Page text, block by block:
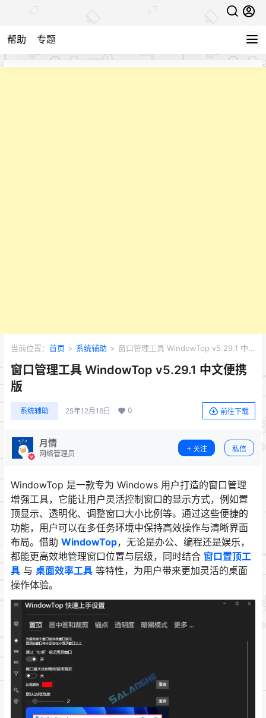
帮助 专题
当前位置： 首页 > 系统辅助 > 窗口管理工具 WindowTop v5.29.1 中
窗口管理工具 WindowTop v5.29.1 中文便携
版
系统辅助 25年12月16日 0 前往下载
月情
网络管理员
关注 私信
WindowTop 是一款专为 Windows 用户打造的窗口管理
增强工具，它能让用户灵活控制窗口的显示方式，例如置
顶显示、透明化、调整窗口大小比例等。通过这些便捷的
功能，用户可以在多任务环境中保持高效操作与清晰界面
布局。借助 WindowTop，无论是办公、编程还是娱乐，
都能更高效地管理窗口位置与层级，同时结合 窗口置顶工
具 与 桌面效率工具 等特性，为用户带来更加灵活的桌面
操作体验。